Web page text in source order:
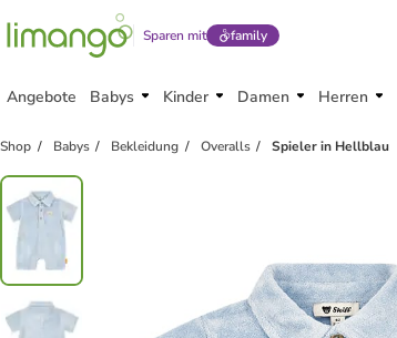
Sparen mit family
Angebote Babys Kinder Damen Herren
Shop Babys Bekleidung Overalls Spieler in Hellblau